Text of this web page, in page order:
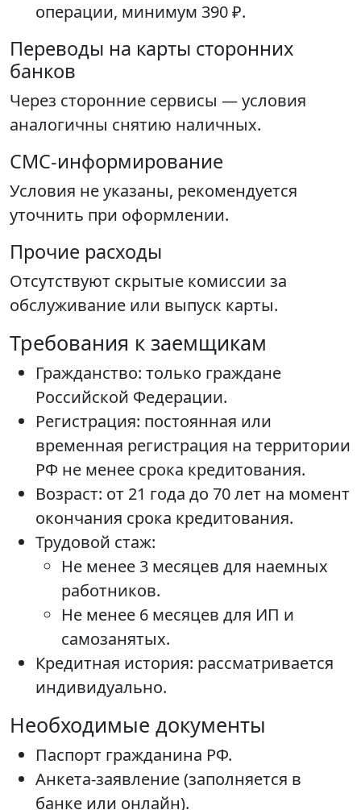
операции, минимум 390 ₽.
Переводы на карты сторонних
банков
Через сторонние сервисы — условия
аналогичны снятию наличных.
СМС-информирование
Условия не указаны, рекомендуется
уточнить при оформлении.
Прочие расходы
Отсутствуют скрытые комиссии за
обслуживание или выпуск карты.
Требования к заемщикам
Гражданство: только граждане
Российской Федерации.
Регистрация: постоянная или
временная регистрация на территории
РФ не менее срока кредитования.
Возраст: от 21 года до 70 лет на момент
окончания срока кредитования.
Трудовой стаж:
Не менее 3 месяцев для наемных
работников.
Не менее 6 месяцев для ИП и
самозанятых.
Кредитная история: рассматривается
индивидуально.
Необходимые документы
Паспорт гражданина РФ.
Анкета-заявление (заполняется в
банке или онлайн).